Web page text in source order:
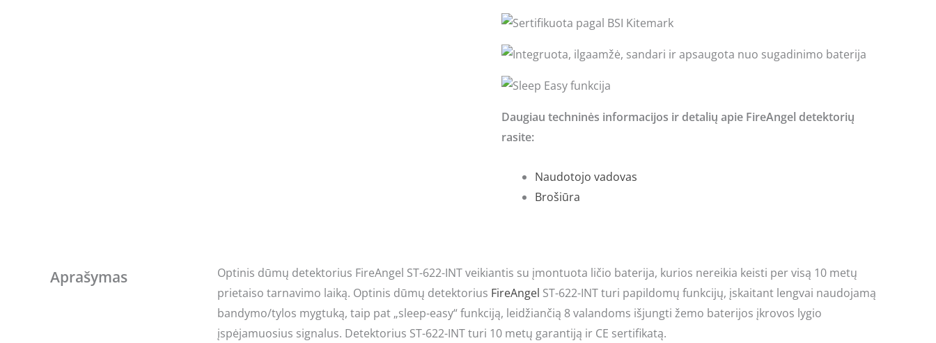
Daugiau techninės informacijos ir detalių apie FireAngel detektorių
rasite:
Naudotojo vadovas
Brošiūra
Aprašymas
Optinis dūmų detektorius FireAngel ST-622-INT veikiantis su įmontuota ličio baterija, kurios nereikia keisti per visą 10 metų
prietaiso tarnavimo laiką. Optinis dūmų detektorius FireAngel ST-622-INT turi papildomų funkcijų, įskaitant lengvai naudojamą
bandymo/tylos mygtuką, taip pat „sleep-easy“ funkciją, leidžiančią 8 valandoms išjungti žemo baterijos įkrovos lygio
įspėjamuosius signalus. Detektorius ST-622-INT turi 10 metų garantiją ir CE sertifikatą.